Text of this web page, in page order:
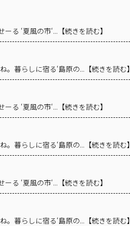
ーる ‘夏風の市‘...【続きを読む】
。暮らしに宿る‘島原の...【続きを読む】
ーる ‘夏風の市‘...【続きを読む】
。暮らしに宿る‘島原の...【続きを読む】
ーる ‘夏風の市‘...【続きを読む】
。暮らしに宿る‘島原の...【続きを読む】